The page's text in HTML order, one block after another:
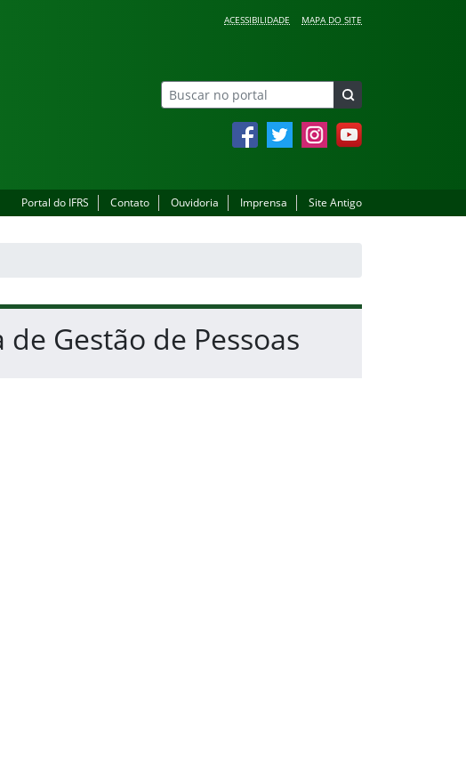
ACESSIBILIDADE MAPA DO SITE
Facebook Twitter InstagramYouTube
Portal do IFRS Contato Ouvidoria Imprensa Site Antigo
Gestão de Pessoas